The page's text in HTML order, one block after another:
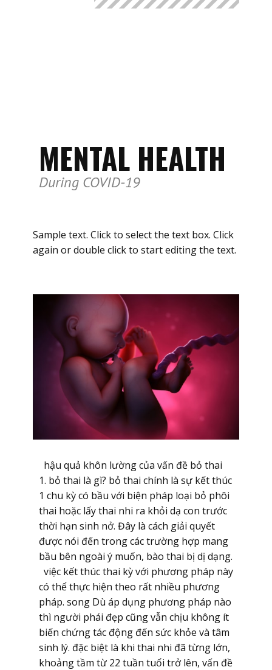
MENTAL HEALTH
During COVID-19
Sample text. Click to select the text box. Click
again or double click to start editing the text.
hậu quả khôn lường của vấn đề bỏ thai
1. bỏ thai là gì? bỏ thai chính là sự kết thúc
1 chu kỳ có bầu với biện pháp loại bỏ phôi
thai hoặc lấy thai nhi ra khỏi dạ con trước
thời hạn sinh nở. Đây là cách giải quyết
được nói đến trong các trường hợp mang
bầu bên ngoài ý muốn, bào thai bị dị dạng.
việc kết thúc thai kỳ với phương pháp này
có thể thực hiện theo rất nhiều phương
pháp. song Dù áp dụng phương pháp nào
thì người phái đẹp cũng vẫn chịu không ít
biến chứng tác động đến sức khỏe và tâm
sinh lý. đặc biệt là khi thai nhi đã từng lớn,
khoảng tầm từ 22 tuần tuổi trở lên, vấn đề